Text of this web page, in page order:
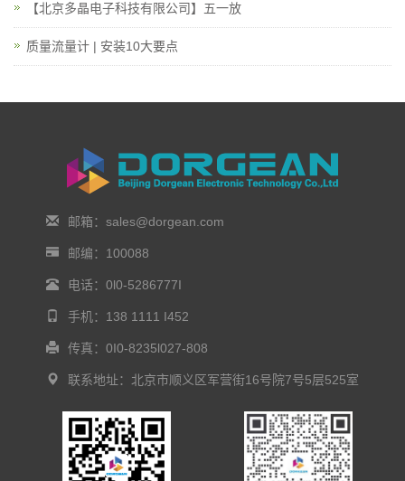
【北京多晶电子科技有限公司】五一放
质量流量计 | 安装10大要点
邮箱：sales@dorgean.com
邮编：100088
电话：0l0-5286777I
手机：138 1111 I452
传真：0I0-8235l027-808
联系地址：北京市顺义区军营街16号院7号5层525室